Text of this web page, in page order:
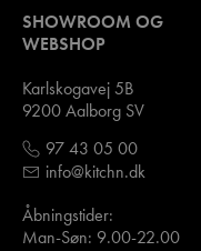
SHOWROOM OG
WEBSHOP
Karlskogavej 5B
9200 Aalborg SV
97 43 05 00
info@kitchn.dk
Åbningstider:
Man-Søn: 9.00-22.00